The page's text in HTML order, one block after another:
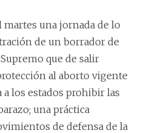
una jornada de lo
de un borrador de
que de salir
al aborto vigente
los estados prohibir las
una práctica
de defensa de la